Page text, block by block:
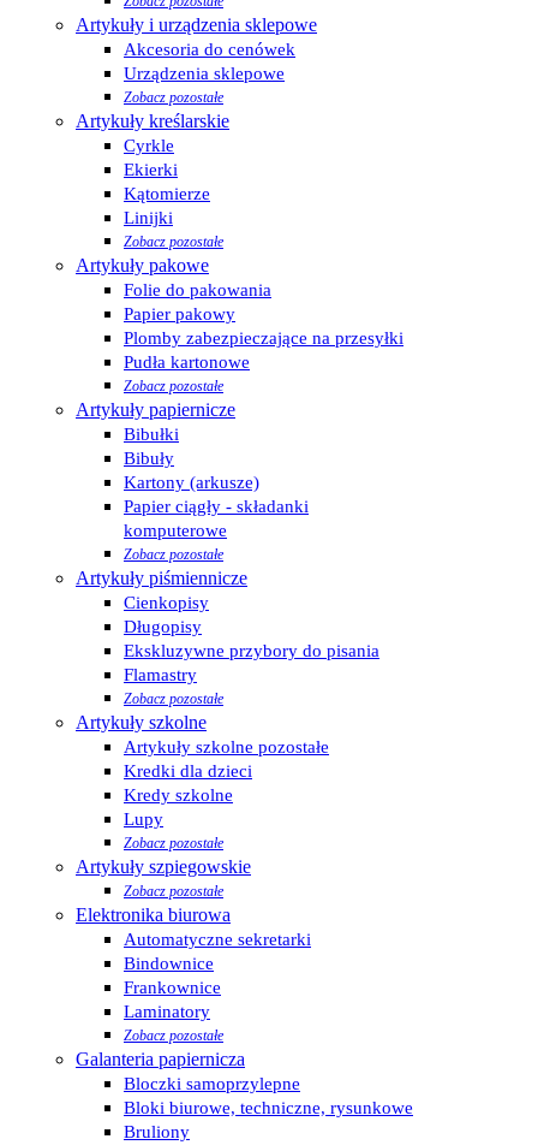
Artykuły i urządzenia sklepowe
Akcesoria do cenówek
Urządzenia sklepowe
Zobacz pozostałe
Artykuły kreślarskie
Cyrkle
Ekierki
Kątomierze
Linijki
Zobacz pozostałe
Artykuły pakowe
Folie do pakowania
Papier pakowy
Plomby zabezpieczające na przesyłki
Pudła kartonowe
Zobacz pozostałe
Artykuły papiernicze
Bibułki
Bibuły
Kartony (arkusze)
Papier ciągły - składanki
komputerowe
Zobacz pozostałe
Artykuły piśmiennicze
Cienkopisy
Długopisy
Ekskluzywne przybory do pisania
Flamastry
Zobacz pozostałe
Artykuły szkolne
Artykuły szkolne pozostałe
Kredki dla dzieci
Kredy szkolne
Lupy
Zobacz pozostałe
Artykuły szpiegowskie
Zobacz pozostałe
Elektronika biurowa
Automatyczne sekretarki
Bindownice
Frankownice
Laminatory
Zobacz pozostałe
Galanteria papiernicza
Bloczki samoprzylepne
Bloki biurowe, techniczne, rysunkowe
Bruliony